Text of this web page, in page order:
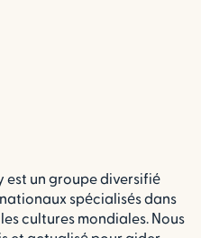
est un groupe diversifié
spécialisés dans
cultures mondiales. Nous